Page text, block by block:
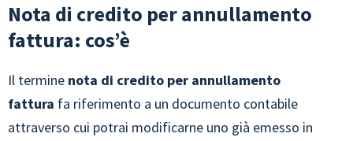
Nota di credito per annullamento
fattura: cos’è
Il termine nota di credito per annullamento
fattura fa riferimento a un documento contabile
attraverso cui potrai modificarne uno già emesso in